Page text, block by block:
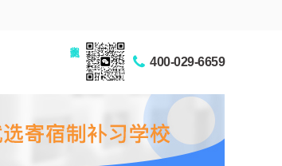
400-029-6659